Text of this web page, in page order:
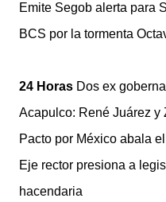
Emite Segob alerta para
BCS por la tormenta
24 Horas Dos ex
Acapulco: René Juárez y
Pacto por México abala
Eje rector presiona a
hacendaria